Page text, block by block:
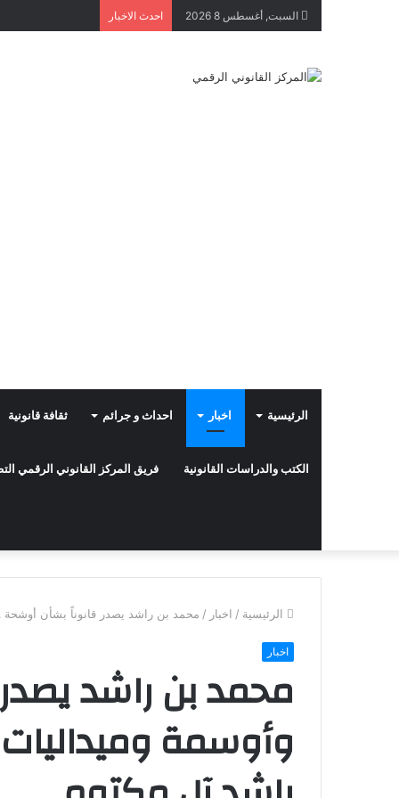
السبت, أغسطس 8 2026 احدث الاخبار
الرئيسية اخبار احداث و جرائم ثقافة قانونية
الكتب والدراسات القانونية فريق المركز القانوني الرقمي
الرئيسية / اخبار / محمد بن راشد يصدر قانوناً بشأن
اخبار
محمد بن راشد
وأوسمة